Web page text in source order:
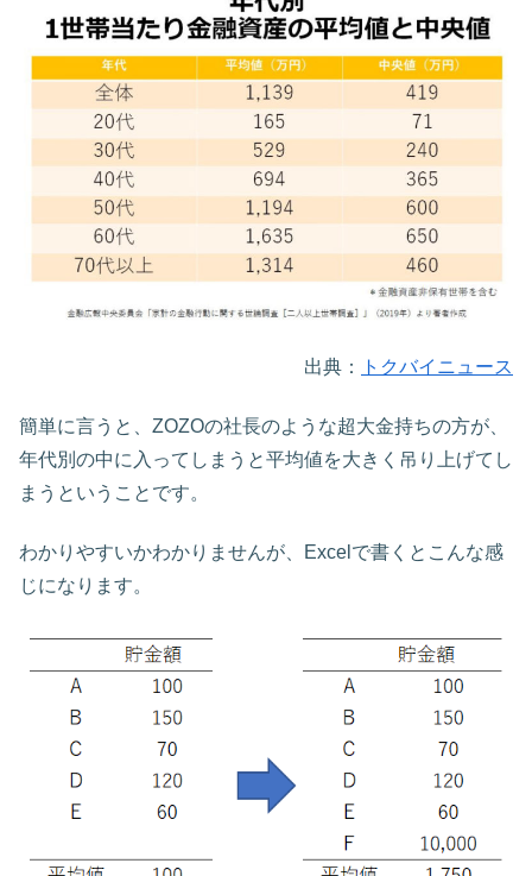
出典： トクバイニュース
簡単に言うと、ZOZOの社長のような超大金持ちの方が、
年代別の中に入ってしまうと平均値を大きく吊り上げてし
まうということです。
わかりやすいかわかりませんが、Excelで書くとこんな感
じになります。